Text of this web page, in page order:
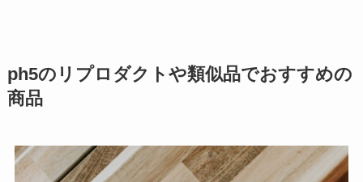
ph5のリプロダクトや類似品でおすすめの
商品